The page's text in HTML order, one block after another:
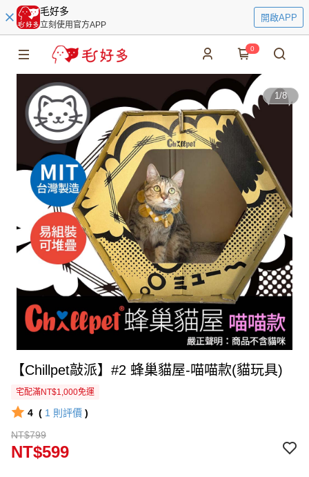
毛好多
立刻使用官方APP
開啟APP
0
1/8
【Chillpet敲派】#2 蜂巢貓屋-喵喵款(貓玩具)
宅配滿NT$1,000免運
4 ( 1 則評價 )
NT$799
NT$599